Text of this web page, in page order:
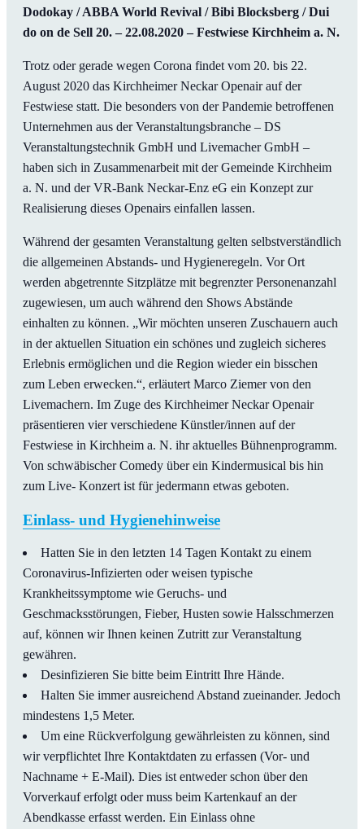
Dodokay / ABBA World Revival / Bibi Blocksberg / Dui
do on de Sell 20. – 22.08.2020 – Festwiese Kirchheim a. N.
Trotz oder gerade wegen Corona findet vom 20. bis 22.
August 2020 das Kirchheimer Neckar Openair auf der
Festwiese statt. Die besonders von der Pandemie betroffenen
Unternehmen aus der Veranstaltungsbranche – DS
Veranstaltungstechnik GmbH und Livemacher GmbH –
haben sich in Zusammenarbeit mit der Gemeinde Kirchheim
a. N. und der VR-Bank Neckar-Enz eG ein Konzept zur
Realisierung dieses Openairs einfallen lassen.
Während der gesamten Veranstaltung gelten selbstverständlich
die allgemeinen Abstands- und Hygieneregeln. Vor Ort
werden abgetrennte Sitzplätze mit begrenzter Personenanzahl
zugewiesen, um auch während den Shows Abstände
einhalten zu können. „Wir möchten unseren Zuschauern auch
in der aktuellen Situation ein schönes und zugleich sicheres
Erlebnis ermöglichen und die Region wieder ein bisschen
zum Leben erwecken.“, erläutert Marco Ziemer von den
Livemachern. Im Zuge des Kirchheimer Neckar Openair
präsentieren vier verschiedene Künstler/innen auf der
Festwiese in Kirchheim a. N. ihr aktuelles Bühnenprogramm.
Von schwäbischer Comedy über ein Kindermusical bis hin
zum Live- Konzert ist für jedermann etwas geboten.
Einlass- und Hygienehinweise
Hatten Sie in den letzten 14 Tagen Kontakt zu einem
Coronavirus-Infizierten oder weisen typische
Krankheitssymptome wie Geruchs- und
Geschmacksstörungen, Fieber, Husten sowie Halsschmerzen
auf, können wir Ihnen keinen Zutritt zur Veranstaltung
gewähren.
Desinfizieren Sie bitte beim Eintritt Ihre Hände.
Halten Sie immer ausreichend Abstand zueinander. Jedoch
mindestens 1,5 Meter.
Um eine Rückverfolgung gewährleisten zu können, sind
wir verpflichtet Ihre Kontaktdaten zu erfassen (Vor- und
Nachname + E-Mail). Dies ist entweder schon über den
Vorverkauf erfolgt oder muss beim Kartenkauf an der
Abendkasse erfasst werden. Ein Einlass ohne